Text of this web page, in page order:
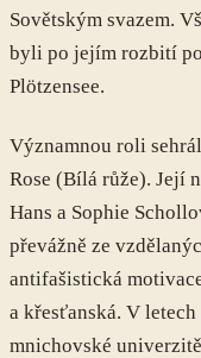
Sovětským svazem.
byli po jejím rozbití
Plötzensee.
Významnou roli
Rose (Bílá růže). Její
Hans a Sophie
převážně ze
antifašistická
a křesťanská. V
mnichovské